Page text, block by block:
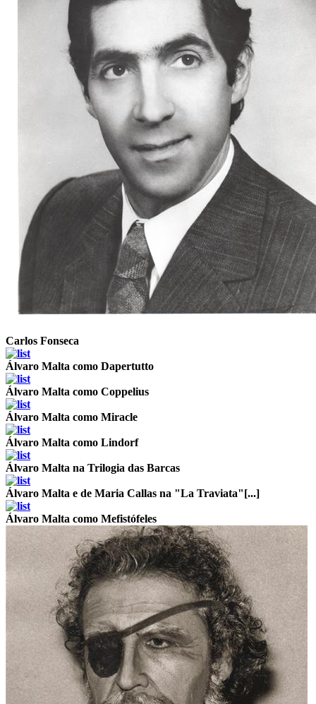
Carlos Fonseca
Álvaro Malta como Dapertutto
Álvaro Malta como Coppelius
Álvaro Malta como Miracle
Álvaro Malta como Lindorf
Álvaro Malta na Trilogia das Barcas
Álvaro Malta e de Maria Callas na "La Traviata"[...]
Álvaro Malta como Mefistófeles